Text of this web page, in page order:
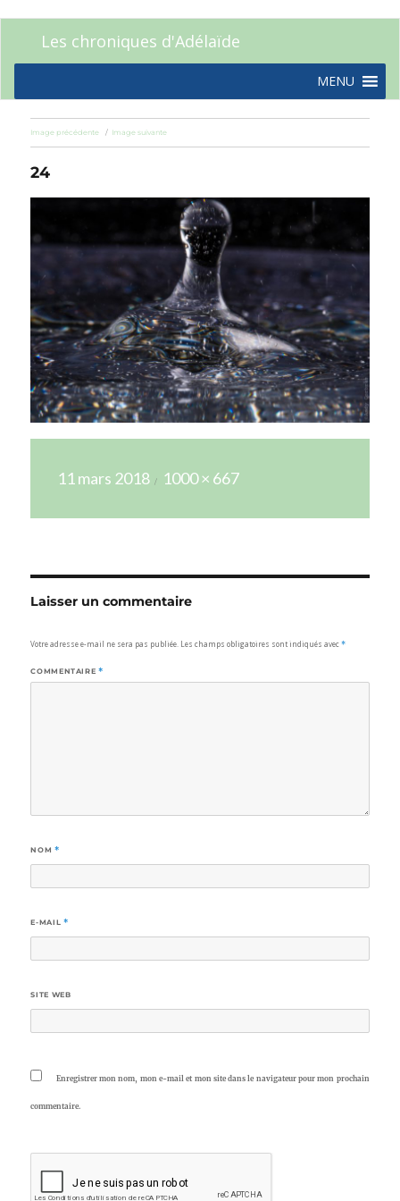
Les chroniques d'Adélaïde
MENU
Image précédente Image suivante
24
11 mars 2018
réelle
1000 × 667
Laisser un commentaire
Votre adresse e-mail ne sera pas publiée. Les champs obligatoires sont indiqués avec*
COMMENTAIRE *
NOM *
E-MAIL *
SITE WEB
Enregistrer mon nom, mon e-mail et mon site dans le navigateur pour mon prochain
commentaire.